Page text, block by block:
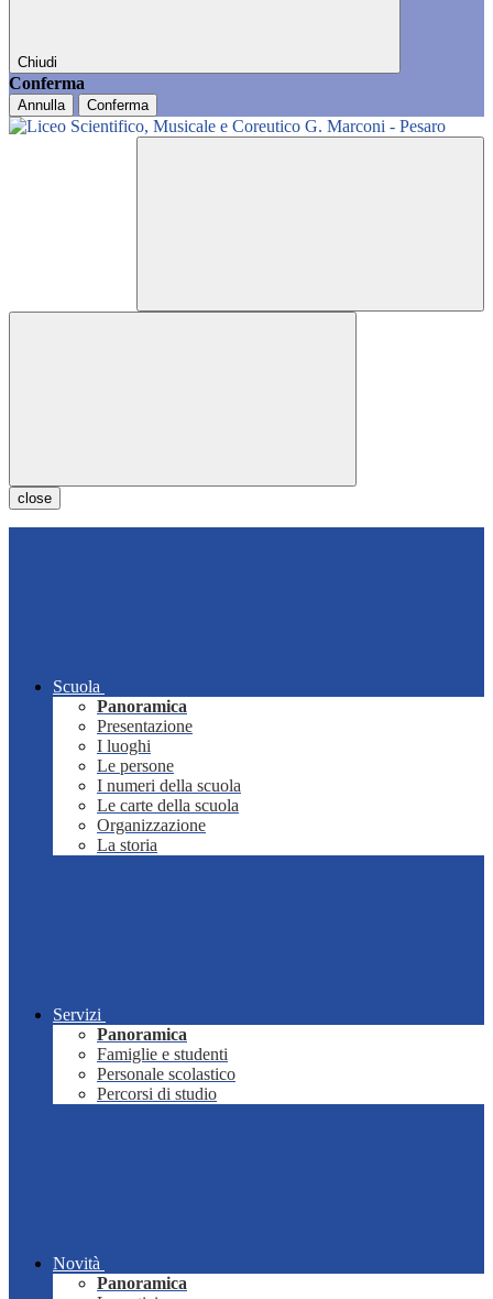
Chiudi
Conferma
Annulla Conferma
close
Scuola
Panoramica
Presentazione
I luoghi
Le persone
I numeri della scuola
Le carte della scuola
Organizzazione
La storia
Servizi
Panoramica
Famiglie e studenti
Personale scolastico
Percorsi di studio
Novità
Panoramica